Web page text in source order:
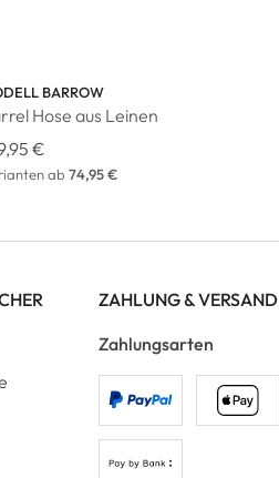
BARROW
Hose aus Leinen
€
ab 74,95 €
ZAHLUNG & VERSAND
Zahlungsarten